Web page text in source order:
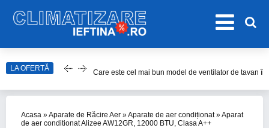
LA OFERTĂ Care este cel mai bun model de ventilator de tavan
Accesorii Aer Condiționat – 15 Lucruri de Bifat
Acasa »Aparate de Răcire Aer »Aparate de aer condiționat»Aparat
de aer conditionat Alizee AW12GR, 12000 BTU, Clasa A++